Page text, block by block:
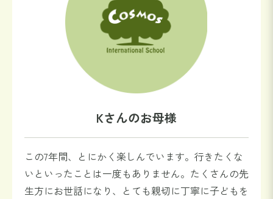
Kさんのお母様
この7年間、とにかく楽しんでいます。行きたくな
いといったことは一度もありません。たくさんの先
生方にお世話になり、とても親切に丁寧に子どもを